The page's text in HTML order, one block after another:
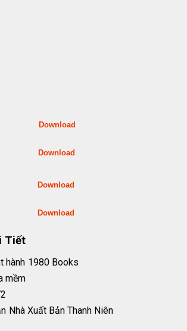
Download
Download
Download
PDFDownload
Tiết
hành 1980 Books
mềm
Nhà Xuất Bản Thanh Niên